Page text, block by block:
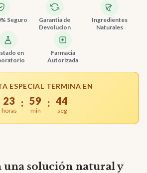
Seguro
Garantia de
Devolucion
Ingredientes
Naturales
en
Farmacia
Autorizada
ESPECIAL TERMINA EN
23
horas
: 59
min
: 43
seg
solución natural y